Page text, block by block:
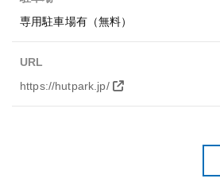
専用駐車場有（無料）
URL
https://hutpark.jp/